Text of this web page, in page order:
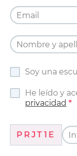
Soy una
He leído y
privacidad
PRJT1E